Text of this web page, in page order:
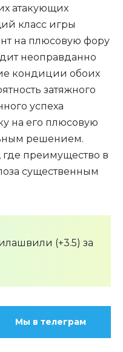
атакующих
класс игры
на плюсовую фору
неоправданно
кондиции обоих
затяжного
успеха
на его плюсовую
решением.
преимущество в
существенным
(+3.5) за
Мы в телеграм